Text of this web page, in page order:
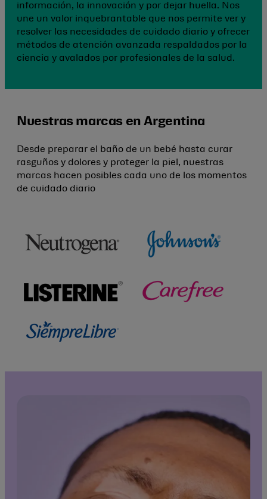
información, la innovación y por dejar huella. Nos
une un valor inquebrantable que nos permite ver y
resolver las necesidades de cuidado diario y ofrecer
métodos de atención avanzada respaldados por la
ciencia y avalados por profesionales de la salud.
Nuestras marcas en Argentina
Desde preparar el baño de un bebé hasta curar
rasguños y dolores y proteger la piel, nuestras
marcas hacen posibles cada uno de los momentos
de cuidado diario